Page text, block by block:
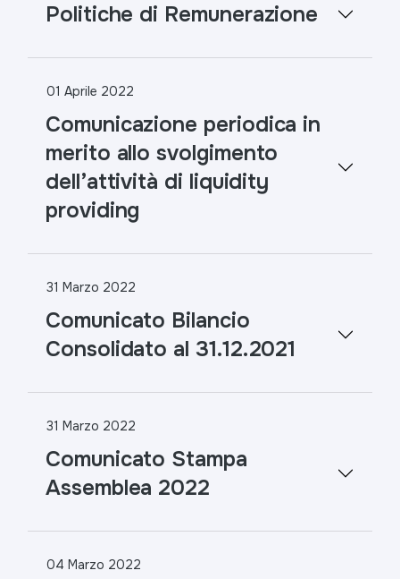
Politiche di Remunerazione
01 Aprile 2022
Comunicazione periodica in
merito allo svolgimento
dell’attività di liquidity
providing
31 Marzo 2022
Comunicato Bilancio
Consolidato al 31.12.2021
31 Marzo 2022
Comunicato Stampa
Assemblea 2022
04 Marzo 2022